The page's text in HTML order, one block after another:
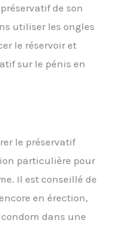
de son
utiliser les ongles
le réservoir et
sur le pénis en
le préservatif
particulière pour
Il est conseillé de
en érection,
dans une